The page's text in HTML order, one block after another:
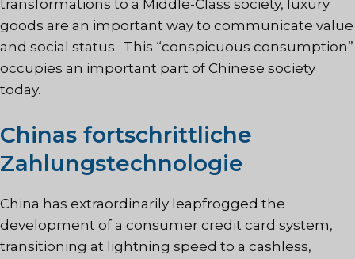
transformations to a Middle-Class society, luxury
goods are an important way to communicate value
and social status. This “conspicuous consumption”
occupies an important part of Chinese society
today.
Chinas fortschrittliche
Zahlungstechnologie
China has extraordinarily leapfrogged the
development of a consumer credit card system,
transitioning at lightning speed to a cashless,